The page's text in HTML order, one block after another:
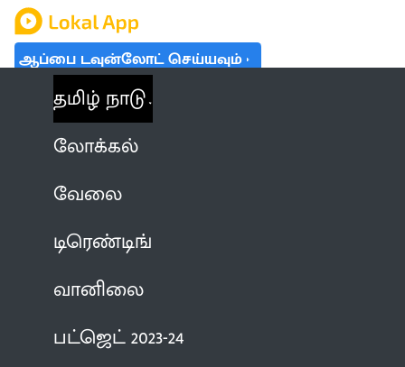
ஆப்பை டவுன்லோட் செய்யவும்
தமிழ் நாடு
லோக்கல்
வேலை
டிரெண்டிங்
வானிலை
பட்ஜெட் 2023-24